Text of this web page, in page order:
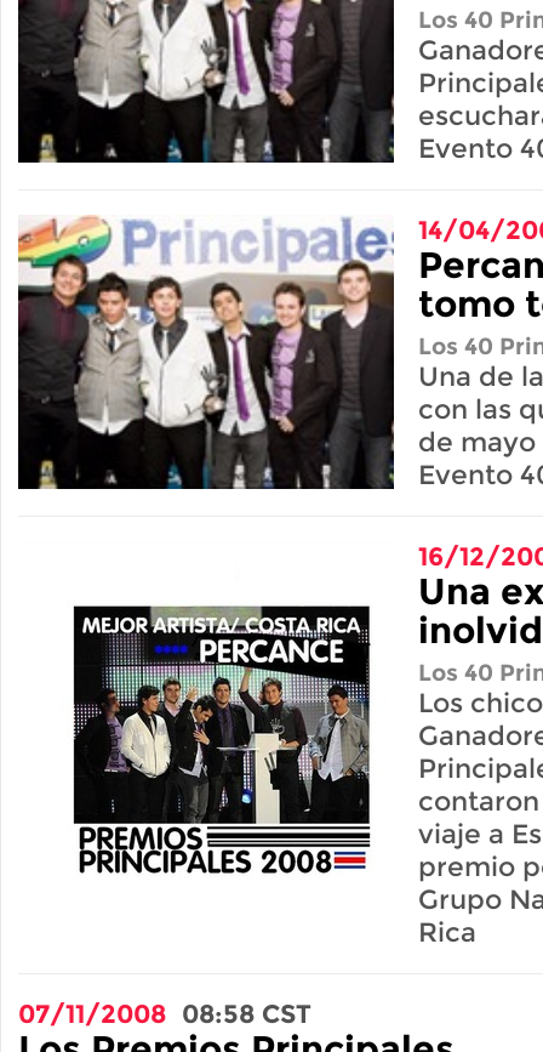
Los 40
Evento
14/04/
tomo
Los 40
Una de
con las
de
Evento
16/12/
Una
Los 40
Los
viaje a
premio
Grupo
Rica
07/11/2008 08:58 CST